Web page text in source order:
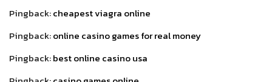
Pingback:cheapest viagra online
Pingback:online casino games for real money
Pingback:best online casino usa